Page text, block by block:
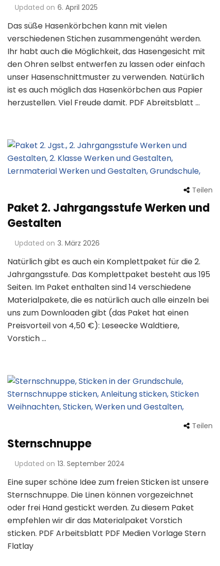
Updated on 6. April 2025
Das süße Hasenkörbchen kann mit vielen
verschiedenen Stichen zusammengenäht werden.
Ihr habt auch die Möglichkeit, das Hasengesicht mit
den Ohren selbst entwerfen zu lassen oder einfach
unser Hasenschnittmuster zu verwenden. Natürlich
ist es auch möglich das Hasenkörbchen aus Papier
herzustellen. Viel Freude damit. PDF Abreitsblatt …
Teilen
Paket 2. Jahrgangsstufe Werken und
Gestalten
Updated on 3. März 2026
Natürlich gibt es auch ein Komplettpaket für die 2.
Jahrgangsstufe. Das Komplettpaket besteht aus 195
Seiten. Im Paket enthalten sind 14 verschiedene
Materialpakete, die es natürlich auch alle einzeln bei
uns zum Downloaden gibt (das Paket hat einen
Preisvorteil von 4,50 €): Leseecke Waldtiere,
Vorstich …
Teilen
Sternschnuppe
Updated on 13. September 2024
Eine super schöne Idee zum freien Sticken ist unsere
Sternschnuppe. Die Linen können vorgezeichnet
oder frei Hand gestickt werden. Zu diesem Paket
empfehlen wir dir das Materialpaket Vorstich
sticken. PDF Arbeitsblatt PDF Medien Vorlage Stern
Flatlay